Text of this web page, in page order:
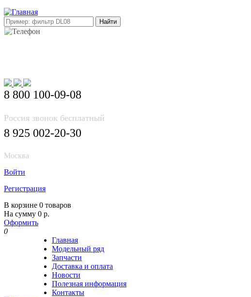
8 800 100-09-08
Россия звонок бесплатный
8 925 002-20-30
Москва
Войти
Регистрация
В корзине 0 товаров
На сумму 0 р.
Оформить
0
Главная
Модельный ряд
Запчасти
Доставка и оплата
Новости
Полезная информация
Контакты